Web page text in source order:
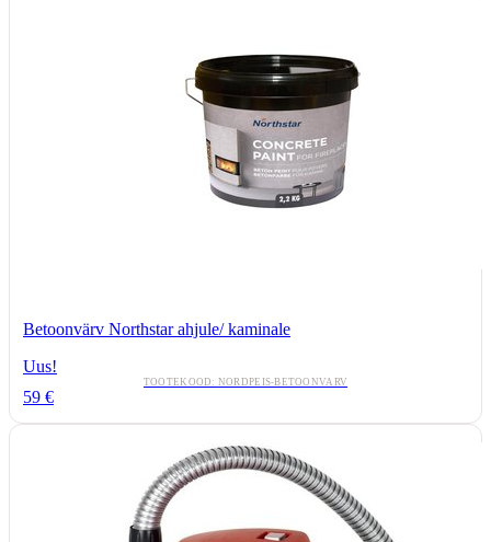
Betoonvärv Northstar ahjule/ kaminale
Uus!
TOOTEKOOD: NORDPEIS-BETOONVARV
59 €